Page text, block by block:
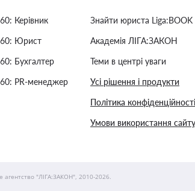
Керівник
Юрист
Бухгалтер
PR-менеджер
Знайти юриста Liga:BOOK
Академія ЛІГА:ЗАКОН
Теми в центрі уваги
Усі рішення і продукти
Політика конфіденційності
Умови використання сайту
агентство "ЛІГА:ЗАКОН", 2010-2026.